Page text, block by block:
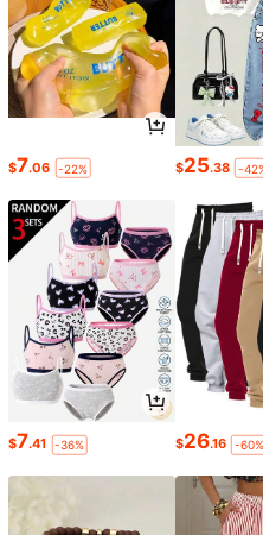
$7.06 -22% $25.38 -
$7.41 -36% $26.16 -60%